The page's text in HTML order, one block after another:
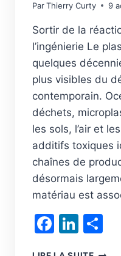
ParThierry Curty 9
Sortir de la
l’ingénierie Le
quelques
plus visibles du
contemporain.
déchets,
les sols, l’air et
additifs toxiques
chaînes de
désormais
matériau est
LE